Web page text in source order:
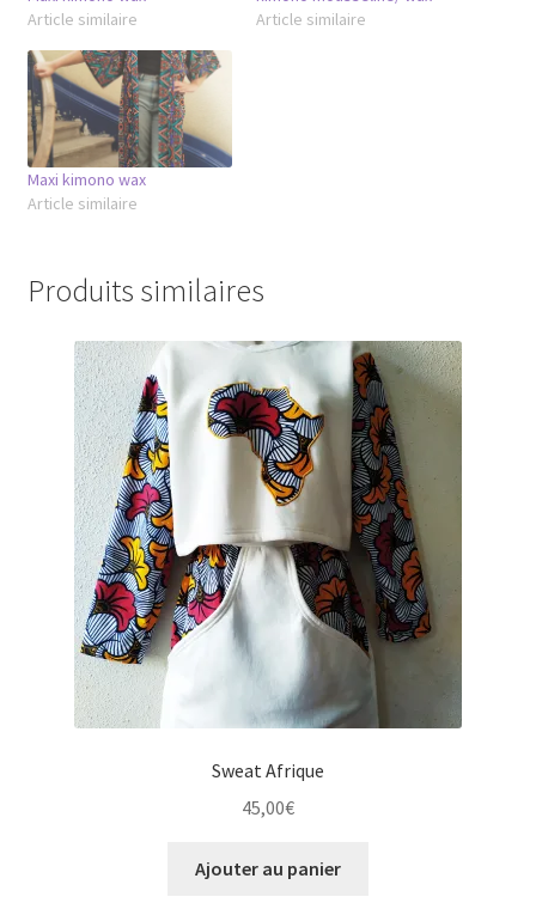
Article similaire
Article similaire
Maxi kimono wax
Article similaire
Produits similaires
Sweat Afrique
45,00€
Ajouter au panier